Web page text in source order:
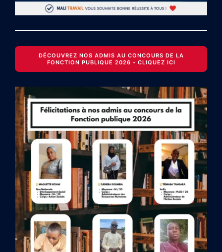
DÉCOUVREZ NOS ADMIS AU CONCOURS DE LA
FONCTION PUBLIQUE 2026 - CLIQUEZ ICI